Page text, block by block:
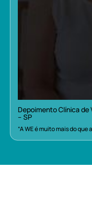
Depoimento Clínica de
– SP
“A WE é muito mais do que